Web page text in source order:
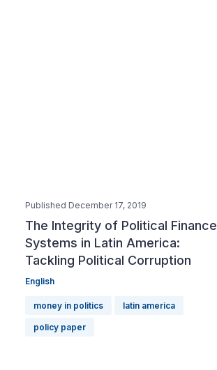
Published December 17, 2019
The Integrity of Political Finance
Systems in Latin America:
Tackling Political Corruption
English
money in politics latin america
policy paper